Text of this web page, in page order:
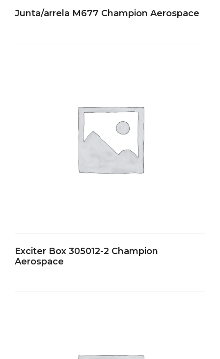
Junta/arrela M677 Champion Aerospace
Exciter Box 305012-2 Champion
Aerospace